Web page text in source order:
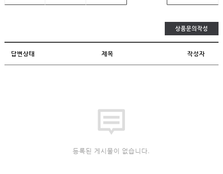
상품문의작성
답변상태 제목 작성자
등록된 게시물이 없습니다.